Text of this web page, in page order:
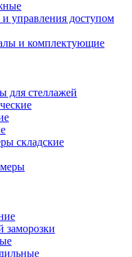
управления доступом
и комплектующие
для стеллажей
складские
заморозки